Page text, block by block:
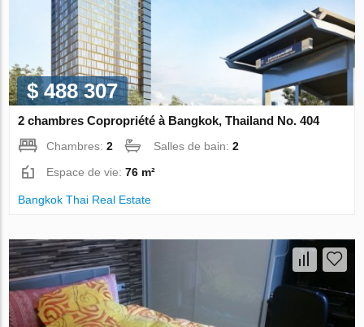
$ 488 307
2 chambres Copropriété à Bangkok, Thailand No. 404
Chambres:2 Salles de bain:2
Espace de vie:76 m²
Bangkok Thai Real Estate